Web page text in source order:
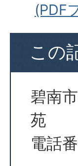
(PDF
この
碧南
苑
電話